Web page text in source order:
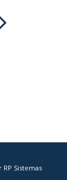
Sistemas